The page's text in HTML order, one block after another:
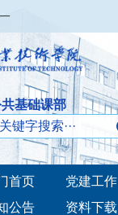
基础课部
首页 党建工作
公告 资料下载